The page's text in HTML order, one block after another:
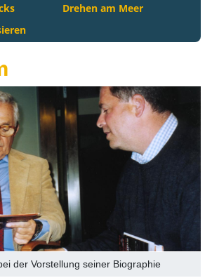
Drehen am Meer
der Vorstellung seiner Biographie